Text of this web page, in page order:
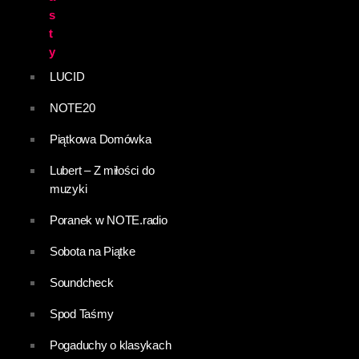
s
t
y
LUCID
NOTE20
Piątkowa Domówka
Lubert – Z miłości do
muzyki
Poranek w NOTE.radio
Sobota na Piątke
Soundcheck
Spod Taśmy
Pogaduchy o klasykach